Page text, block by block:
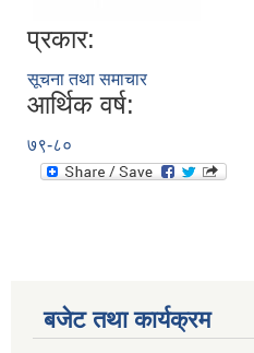
प्रकार:
सूचना तथा समाचार
आर्थिक वर्ष:
७९-८०
बजेट तथा कार्यक्रम